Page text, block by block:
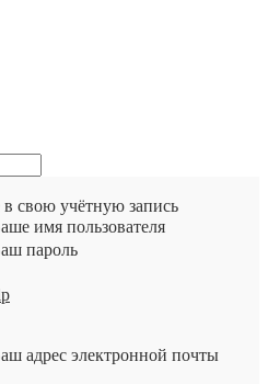
свою учётную запись
имя пользователя
пароль
адрес электронной почты